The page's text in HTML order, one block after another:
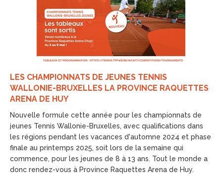
LES CHAMPIONNATS DE JEUNES TENNIS
WALLONIE-BRUXELLES LA PROVINCE RAQUETTES
ARENA DE HUY
Nouvelle formule cette année pour les championnats de
jeunes Tennis Wallonie-Bruxelles, avec qualifications dans
les régions pendant les vacances d'automne 2024 et phase
finale au printemps 2025, soit lors de la semaine qui
commence, pour les jeunes de 8 à 13 ans. Tout le monde a
donc rendez-vous à Province Raquettes Arena de Huy.